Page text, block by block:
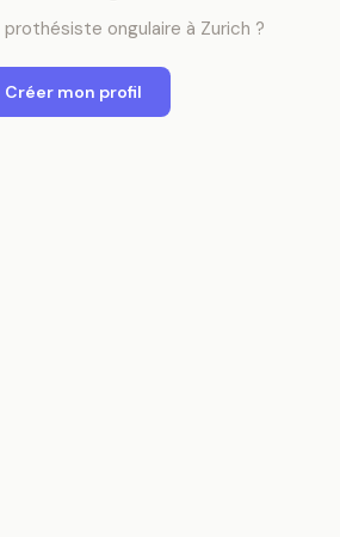
prothésiste ongulaire à Zurich ?
Créer mon profil